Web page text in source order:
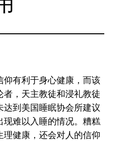
仰有利于身心健康，而该
，天主教徒和浸礼教徒
到美国睡眠协会所建议
现难以入睡的情况。糟糕
健康，还会对人的信仰